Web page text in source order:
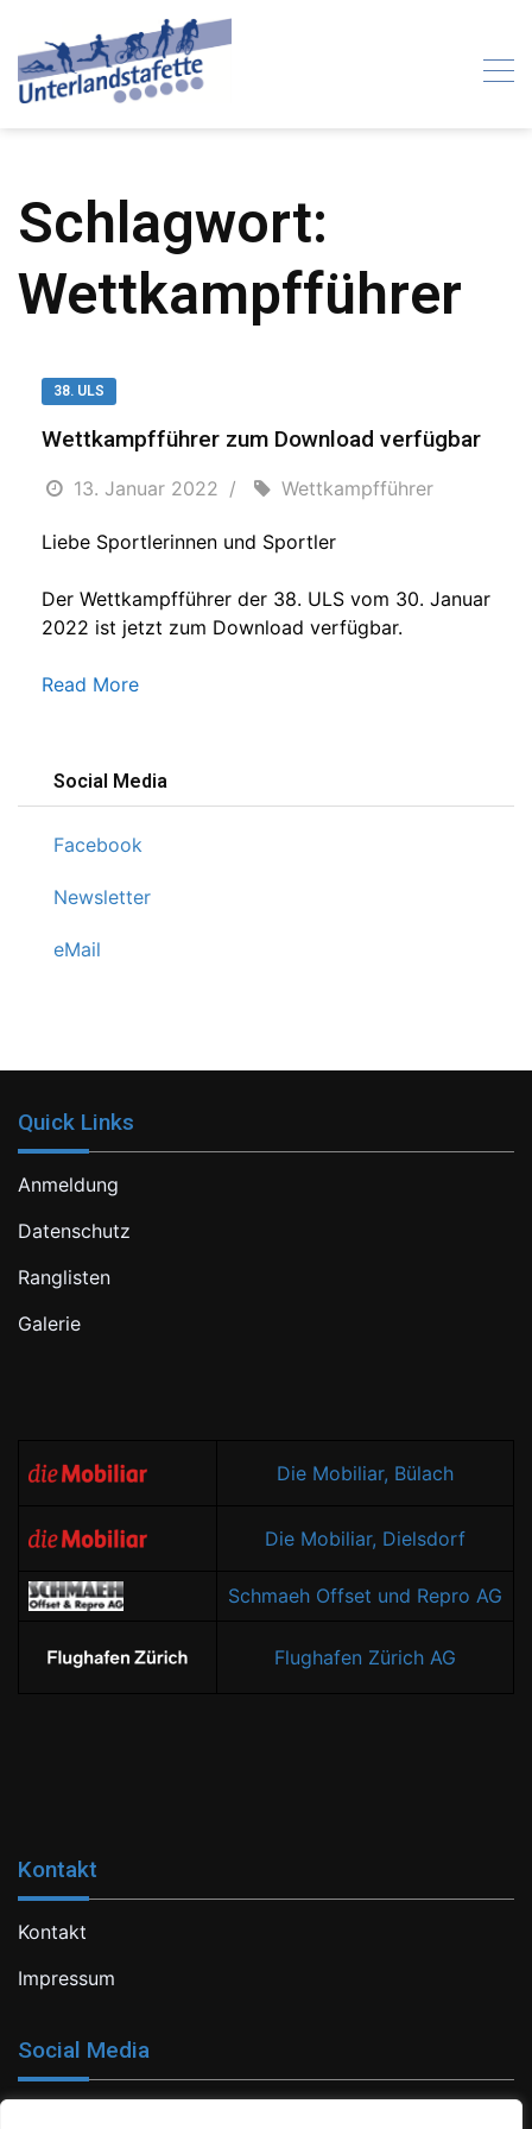
content
Schlagwort:
Wettkampfführer
38. ULS
Wettkampfführer zum Download verfügbar
13. Januar 2022 Wettkampfführer
Liebe Sportlerinnen und Sportler
Der Wettkampfführer der 38. ULS vom 30. Januar
2022 ist jetzt zum Download verfügbar.
Read More
Social Media
Facebook
Newsletter
eMail
Quick Links
Anmeldung
Datenschutz
Ranglisten
Galerie
Die Mobiliar, Bülach
Die Mobiliar, Dielsdorf
Schmaeh Offset und Repro AG
Flughafen Zürich AG
Kontakt
Kontakt
Impressum
Social Media